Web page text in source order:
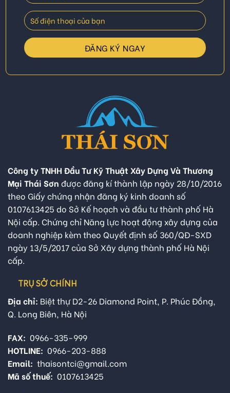
Công ty TNHH Đầu Tư Kỹ Thuật Xây Dựng Và Thương
Mại Thái Sơn được đăng kí thành lập ngày 28/10/2016
theo Giấy chứng nhận đăng ký kinh doanh số
0107613425 do Sở Kế hoạch và đầu tư thành phố Hà
Nội cấp. Chứng chỉ Năng lực hoạt động xây dựng của
doanh nghiệp kèm theo Quyết định số 360/QĐ-SXD
ngày 13/5/2017 của Sở Xây dựng thành phố Hà Nội
cấp.
TRỤ SỞ CHÍNH
Địa chỉ: Biệt thự D2-26 Diamond Point, P. Phúc Đồng,
Q. Long Biên, Hà Nội
FAX: 0966-335-999
HOTLINE: 0966-203-888
Email: thaisontci@gmail.com
Mã số thuế: 0107613425